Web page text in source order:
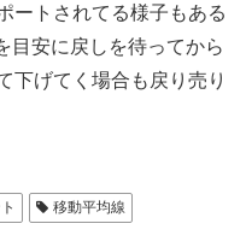
ートされてる様子もある
目安に戻しを待ってから
下げてく場合も戻り売り
移動平均線